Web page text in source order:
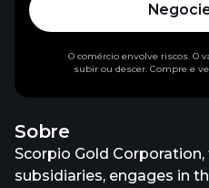
Sobre
Scorpio Gold
subsidiaries, engages in
O comércio envolve riscos. O
subir ou descer. Compre e